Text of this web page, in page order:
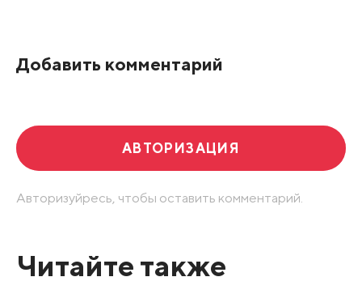
Добавить комментарий
АВТОРИЗАЦИЯ
Авторизуйресь, чтобы оставить комментарий.
Читайте также